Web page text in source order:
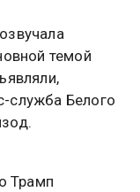
темой
служба Белого
Трамп